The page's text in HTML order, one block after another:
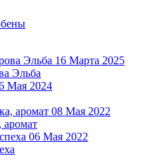
16 Марта 2025
Эльба
Мая 2024
08 Мая 2022
аромат
06 Мая 2022